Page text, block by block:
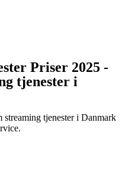
Priser 2025 -
tjenester i
tjenester i Danmark